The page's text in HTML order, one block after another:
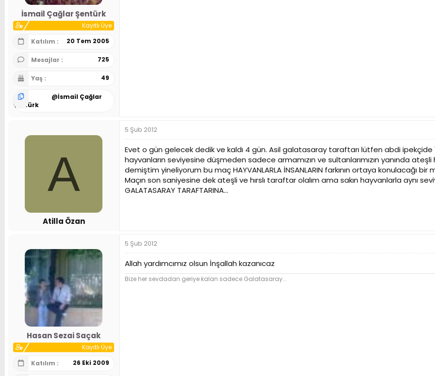
İsmail Çağlar Şentürk
Kayıtlı Üye
Katılım
20 Tem 2005
Mesajlar 725
Yaş 49
@İsmail Çağlar
Şentürk
A
Atilla Özan
5 Şub 2012
Evet o gün gelecek dedik ve kaldı 4 gün. Asil galatasaray taraftarı lütfen abdi
hayvanların seviyesine düşmeden sadece armamızın ve sultanlarımızın yanında
demiştim yineliyorum bu maç HAYVANLARLA İNSANLARIN farkının ortaya konulacağı bir
Maçın son saniyesine dek ateşli ve hırslı taraftar olalım ama sakın hayvanlarla aynı
GALATASARAY TARAFTARINA...
Hasan Sezai Saçak
Kayıtlı Üye
Katılım
26 Eki 2009
5 Şub 2012
Allah yardımcımız olsun İnşallah kazanıcaz
Bize her sevdadan geriye kalan sadece Galatasaray...